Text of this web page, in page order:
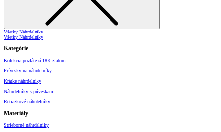
Všetky Náhrdelníky
Všetky Náhrdelníky
Kategórie
Kolekcia pozlátená 18K zlatom
Prívesky na náhrdelníky
Krátke náhrdelníky
Náhrdelníky s príveskami
Retiazkové náhrdelníky
Materiály
Strieborné náhrdelníky